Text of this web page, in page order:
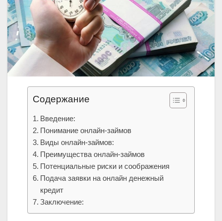
Содержание
Введение:
Понимание онлайн-займов
Виды онлайн-займов:
Преимущества онлайн-займов
Потенциальные риски и соображения
Подача заявки на онлайн денежный
кредит
Заключение: